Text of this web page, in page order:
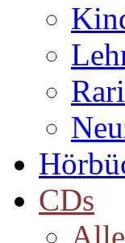
CDs